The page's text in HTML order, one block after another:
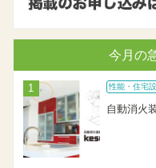
今月の
性能・住宅
自動消火